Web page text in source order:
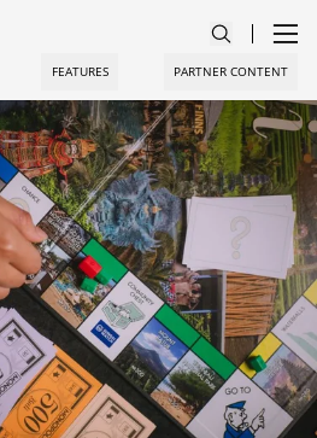
FEATURES PARTNER CONTENT